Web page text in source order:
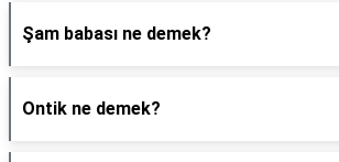
Şam babası ne demek?
Ontik ne demek?